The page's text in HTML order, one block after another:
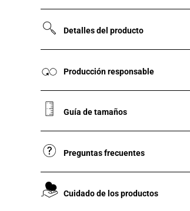
Detalles del producto
Producción responsable
Guía de tamaños
Preguntas frecuentes
Cuidado de los productos